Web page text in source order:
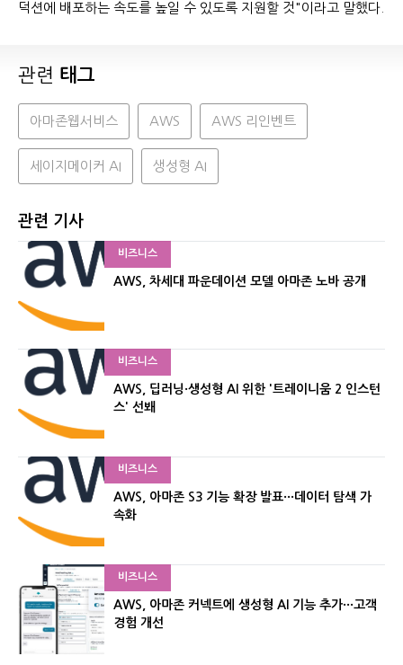
덕션에 배포하는 속도를 높일 수 있도록 지원할 것"이라고 말했다.
관련 태그
아마존웹서비스 AWS AWS 리인벤트
세이지메이커 AI 생성형 AI
관련 기사
비즈니스
AWS, 차세대 파운데이션 모델 아마존 노바 공개
비즈니스
AWS, 딥러닝·생성형 AI 위한 '트레이니움 2 인스턴
스' 선봬
비즈니스
AWS, 아마존 S3 기능 확장 발표···데이터 탐색 가
속화
비즈니스
AWS, 아마존 커넥트에 생성형 AI 기능 추가···고객
경험 개선